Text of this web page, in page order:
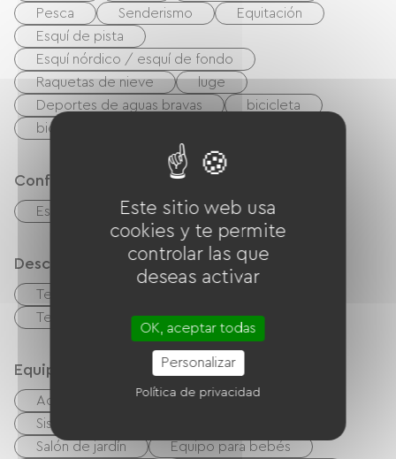
Pesca Senderismo
Equitación
Esquí de pista
Esquí nórdico / esquí de fondo
Raquetas de nieve
luge
Deportes de aguas bravas
bicicleta
bicicleta de montaña
Confort
Estufa de leña
Descripción
Terraza
Terreno privado cercado
Equipos
Acceso a Internet vía cable
Sistema de alta fidelidad
Salón de jardín
Equipo para bebés
Este sitio web usa
cookies y te permite
controlar las que
deseas activar
OK, aceptar todas
Personalizar
Política de privacidad